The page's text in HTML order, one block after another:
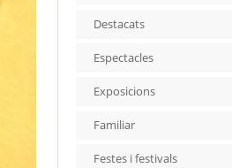
Destacats
Espectacles
Exposicions
Familiar
Festes i festivals